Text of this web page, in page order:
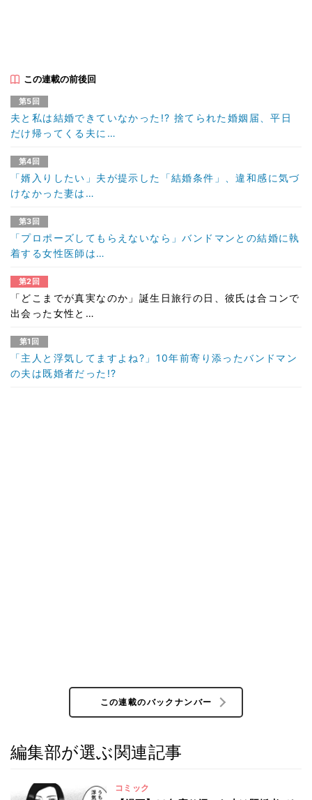
この連載の前後回
第5回
夫と私は結婚できていなかった!? 捨てられた婚姻届、平日
だけ帰ってくる夫に…
第4回
「婿入りしたい」夫が提示した「結婚条件」、違和感に気づ
けなかった妻は…
第3回
「プロポーズしてもらえないなら」バンドマンとの結婚に執
着する女性医師は…
第2回
「どこまでが真実なのか」誕生日旅行の日、彼氏は合コンで
出会った女性と…
第1回
「主人と浮気してますよね?」10年前寄り添ったバンドマン
の夫は既婚者だった!?
この連載のバックナンバー
編集部が選ぶ関連記事
コミック